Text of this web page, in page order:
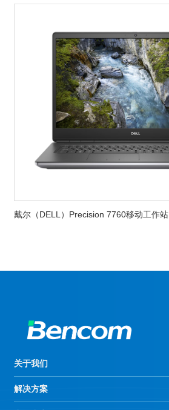
戴尔（DELL）Precision 7760移动工作站
关于我们
解决方案